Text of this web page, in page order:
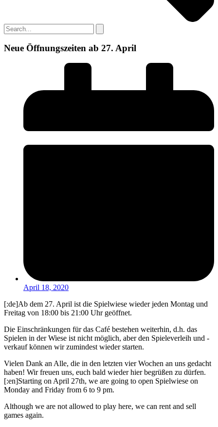
Neue Öffnungszeiten ab 27. April
April 18, 2020
[:de]Ab dem 27. April ist die Spielwiese wieder jeden Montag und
Freitag von 18:00 bis 21:00 Uhr geöffnet.
Die Einschränkungen für das Café bestehen weiterhin, d.h. das
Spielen in der Wiese ist nicht möglich, aber den Spieleverleih und -
verkauf können wir zumindest wieder starten.
Vielen Dank an Alle, die in den letzten vier Wochen an uns gedacht
haben! Wir freuen uns, euch bald wieder hier begrüßen zu dürfen.
[:en]Starting on April 27th, we are going to open Spielwiese on
Monday and Friday from 6 to 9 pm.
Although we are not allowed to play here, we can rent and sell
games again.